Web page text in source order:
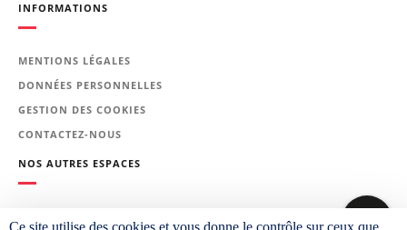
Effets de forme.
Présentation des matériaux
magnétiques doux
Introduction présentation
générale / choix.
INFORMATIONS
MENTIONS LÉGALES
DONNÉES PERSONNELLES
GESTION DES COOKIES
CONTACTEZ-NOUS
NOS AUTRES ESPACES
Ce site utilise des cookies et vous donne le contrôle sur ceux que